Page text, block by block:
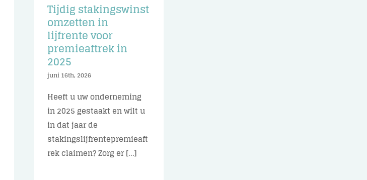
Tijdig stakingswinst
omzetten in
lijfrente voor
premieaftrek in
2025
juni 16th, 2026
Heeft u uw onderneming
in 2025 gestaakt en wilt u
in dat jaar de
stakingslijfrentepremieaft
rek claimen? Zorg er [...]